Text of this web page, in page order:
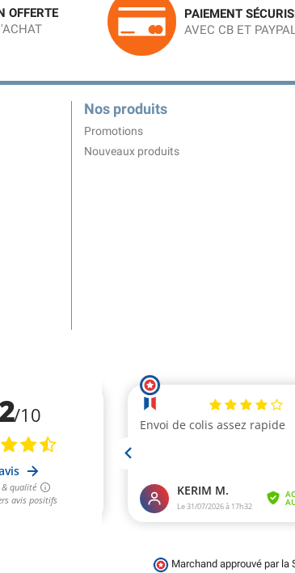
OFFERTE
PAIEMENT
AVEC CB ET
Nos produits
Promotions
Nouveaux produits
Marchand approuvé par la